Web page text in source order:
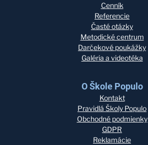
Cenník
Referencie
Časté otázky
Metodické centrum
Darčekové poukážky
Galéria a videotéka
O Škole Populo
Kontakt
Pravidlá Školy Populo
Obchodné podmienky
GDPR
Reklamácie